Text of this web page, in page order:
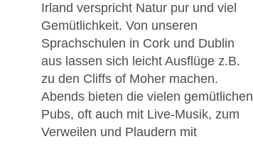
Irland verspricht Natur pur und viel
Gemütlichkeit. Von unseren
Sprachschulen in Cork und Dublin
aus lassen sich leicht Ausflüge z.B.
zu den Cliffs of Moher machen.
Abends bieten die vielen gemütlichen
Pubs, oft auch mit Live-Musik, zum
Verweilen und Plaudern mit